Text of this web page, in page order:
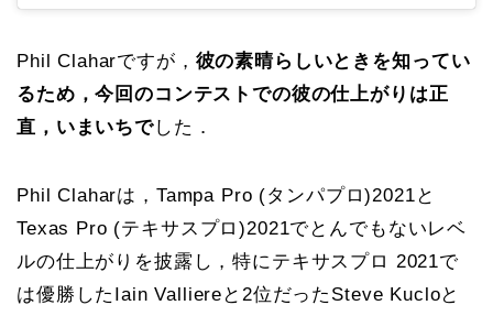
Phil Claharですが， 彼の素晴らしいときを知ってい
るため，今回のコンテストでの彼の仕上がりは正
直，いまいちでした．
Phil Claharは，Tampa Pro (タンパプロ)2021と
Texas Pro (テキサスプロ)2021でとんでもないレベ
ルの仕上がりを披露し，特にテキサスプロ 2021で
は優勝したIain Valliereと2位だったSteve Kucloと